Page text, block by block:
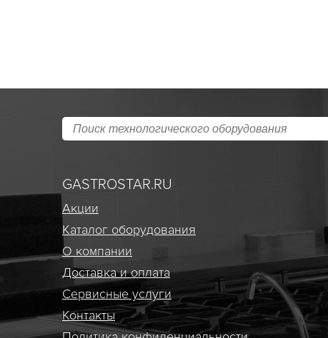
GASTROSTAR.RU
Акции
Каталог оборудования
О компании
Доставка и оплата
Сервисные услуги
Контакты